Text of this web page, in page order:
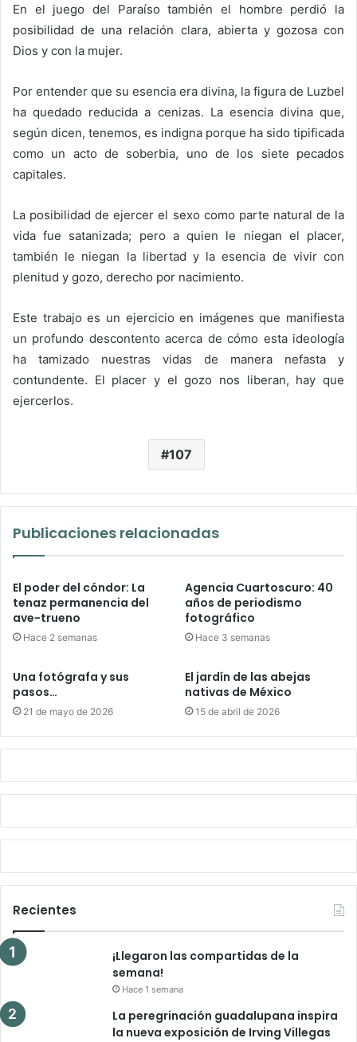
En el juego del Paraíso también el hombre perdió la
posibilidad de una relación clara, abierta y gozosa con
Dios y con la mujer.
Por entender que su esencia era divina, la figura de Luzbel
ha quedado reducida a cenizas. La esencia divina que,
según dicen, tenemos, es indigna porque ha sido tipificada
como un acto de soberbia, uno de los siete pecados
capitales.
La posibilidad de ejercer el sexo como parte natural de la
vida fue satanizada; pero a quien le niegan el placer,
también le niegan la libertad y la esencia de vivir con
plenitud y gozo, derecho por nacimiento.
Este trabajo es un ejercicio en imágenes que manifiesta
un profundo descontento acerca de cómo esta ideología
ha tamizado nuestras vidas de manera nefasta y
contundente. El placer y el gozo nos liberan, hay que
ejercerlos.
107
Publicaciones relacionadas
El poder del cóndor: La
tenaz permanencia del
ave-trueno
Hace 2 semanas
Agencia Cuartoscuro: 40
años de periodismo
fotográfico
Hace 3 semanas
Una fotógrafa y sus
pasos…
21 de mayo de 2026
El jardín de las abejas
nativas de México
15 de abril de 2026
Recientes
¡Llegaron las compartidas de la
semana!
Hace 1 semana
La peregrinación guadalupana inspira
la nueva exposición de Irving Villegas